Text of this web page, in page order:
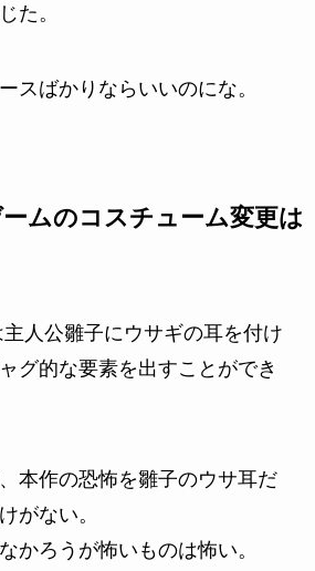
た。
スばかりならいいのにな。
ムのコスチューム変更は
人公雛子にウサギの耳を付け
グ的な要素を出すことができ
本作の恐怖を雛子のウサ耳だ
がない。
かろうが怖いものは怖い。